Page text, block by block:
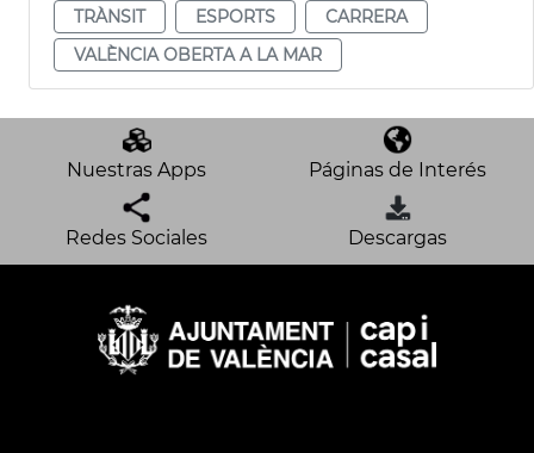
TRÀNSIT
ESPORTS
CARRERA
VALÈNCIA OBERTA A LA MAR
Nuestras Apps Páginas de Interés
Redes Sociales Descargas